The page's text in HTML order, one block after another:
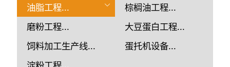
油脂工程...
棕榈油工程...
磨粉工程...
大豆蛋白工程...
饲料加工生产线...
蛋托机设备...